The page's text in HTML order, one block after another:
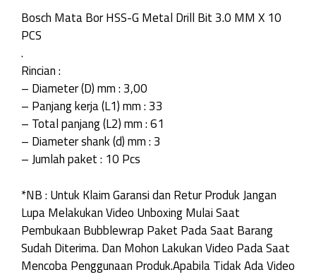
Bosch Mata Bor HSS-G Metal Drill Bit 3.0 MM X 10
PCS
.
Rincian :
– Diameter (D) mm : 3,00
– Panjang kerja (L1) mm : 33
– Total panjang (L2) mm : 61
– Diameter shank (d) mm : 3
– Jumlah paket : 10 Pcs
*NB : Untuk Klaim Garansi dan Retur Produk Jangan
Lupa Melakukan Video Unboxing Mulai Saat
Pembukaan Bubblewrap Paket Pada Saat Barang
Sudah Diterima. Dan Mohon Lakukan Video Pada Saat
Mencoba Penggunaan Produk.Apabila Tidak Ada Video